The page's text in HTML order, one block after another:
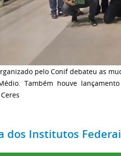
pelo Conif debateu as
Também houve
dos Institutos